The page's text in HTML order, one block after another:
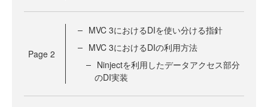
Page 2
MVC 3におけるDIを使い分ける指針
MVC 3におけるDIの利用方法
Ninjectを利用したデータアクセス部分
のDI実装